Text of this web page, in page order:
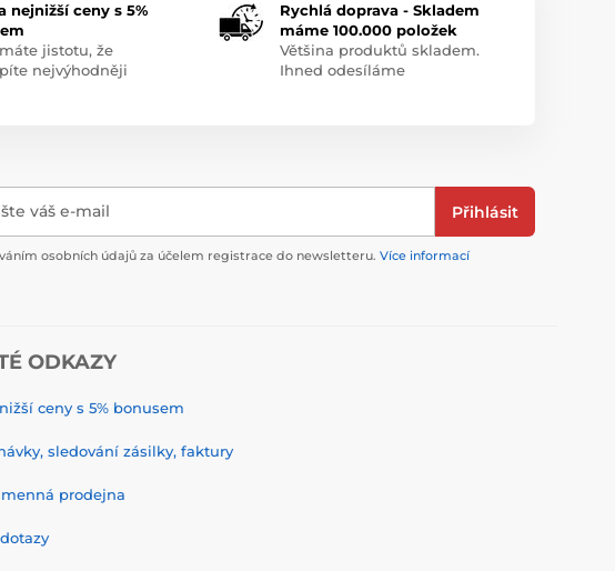
nejnižší ceny s 5%
jistotu, že
nejvýhodněji
Rychlá doprava - Skladem
máme 100.000 položek
Většina produktů skladem.
Ihned odesíláme
váš e-mail Přihlásit
osobních údajů za účelem registrace do newsletteru. Více informací
ODKAZY
ceny s 5% bonusem
sledování zásilky, faktury
prodejna